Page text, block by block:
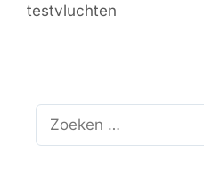
testvluchten
naar: